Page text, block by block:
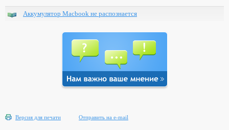
Аккумулятор Macbook не распознается
Версия для печати Отправить на e-mail